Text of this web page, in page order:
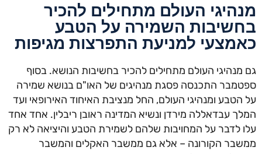
העולם מתחילים להכיר
השמירה על הטבע
למניעת התפרצות מגיפות
העולם מתחילים להכיר בחשיבות הנושא. בסוף
התכנסה פסגת מנהיגים של האו"ם בנושא שמירה
ומנהיגי העולם, החל מנציבת האיחוד האירופאי ועד
עבדאללה מירדן ונשיא המדינה ראובן ריבלין. אחד אחד
לדבר על המחויבות שלהם לשמירת הטבע והיציאה לא רק
הקורונה – אלא גם ממשבר האקלים והמשבר